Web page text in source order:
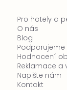
Pro hotely a
O nás
Blog
Podporujeme
Hodnocení
Reklamace a
Napište nám
Kontakt